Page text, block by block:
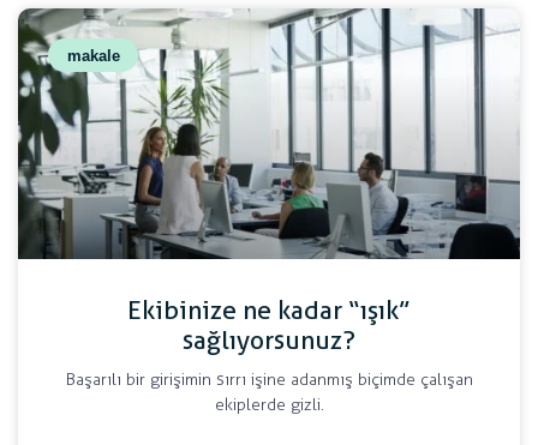
makale
Ekibinize ne kadar “ışık”
sağlıyorsunuz?
Başarılı bir girişimin sırrı işine adanmış biçimde çalışan
ekiplerde gizli.